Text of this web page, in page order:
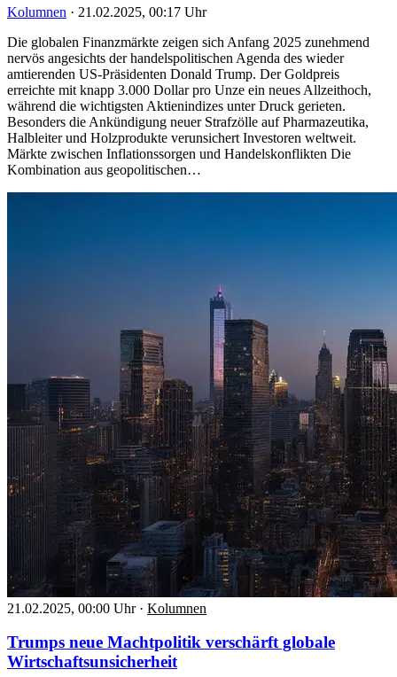
Kolumnen · 21.02.2025, 00:17 Uhr
Die globalen Finanzmärkte zeigen sich Anfang 2025 zunehmend
nervös angesichts der handelspolitischen Agenda des wieder
amtierenden US-Präsidenten Donald Trump. Der Goldpreis
erreichte mit knapp 3.000 Dollar pro Unze ein neues Allzeithoch,
während die wichtigsten Aktienindizes unter Druck gerieten.
Besonders die Ankündigung neuer Strafzölle auf Pharmazeutika,
Halbleiter und Holzprodukte verunsichert Investoren weltweit.
Märkte zwischen Inflationssorgen und Handelskonflikten Die
Kombination aus geopolitischen…
21.02.2025, 00:00 Uhr · Kolumnen
Trumps neue Machtpolitik verschärft globale
Wirtschaftsunsicherheit